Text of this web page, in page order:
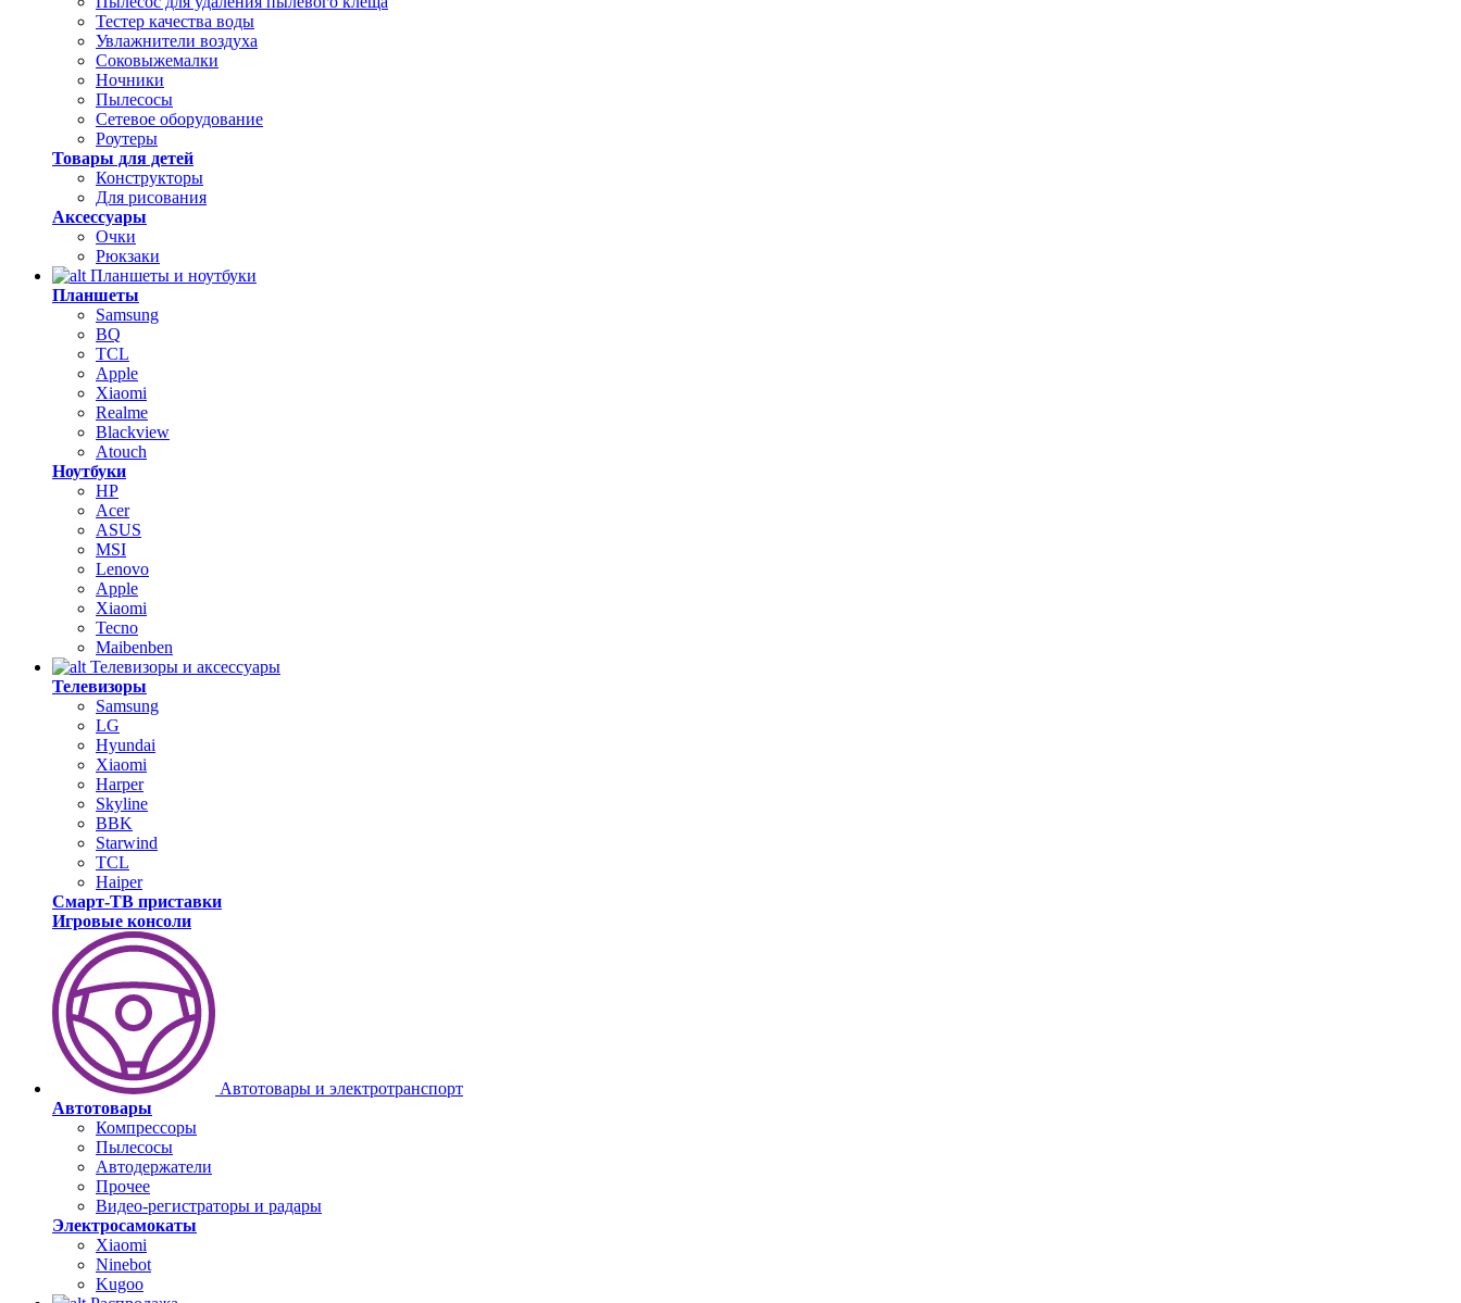
Тестер качества воды
Увлажнители воздуха
Соковыжемалки
Ночники
Пылесосы
Сетевое оборудование
Роутеры
Товары для детей
Конструкторы
Для рисования
Аксессуары
Очки
Рюкзаки
Планшеты и ноутбуки
Планшеты
Samsung
BQ
TCL
Apple
Xiaomi
Realme
Blackview
Atouch
Ноутбуки
HP
Acer
ASUS
MSI
Lenovo
Apple
Xiaomi
Tecno
Maibenben
Телевизоры и аксессуары
Телевизоры
Samsung
LG
Hyundai
Xiaomi
Harper
Skyline
BBK
Starwind
TCL
Haiper
Смарт-ТВ приставки
Игровые консоли
Автотовары и электротранспорт
Автотовары
Компрессоры
Пылесосы
Автодержатели
Прочее
Видео-регистраторы и радары
Электросамокаты
Xiaomi
Ninebot
Kugoo